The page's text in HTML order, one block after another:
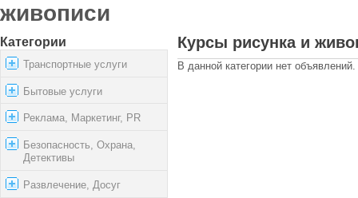
живописи
Категории
Транспортные услуги
Бытовые услуги
Реклама, Маркетинг, PR
Безопасность, Охрана,
Детективы
Развлечение, Досуг
Курсы рисунка и
В данной категории нет объявлений.